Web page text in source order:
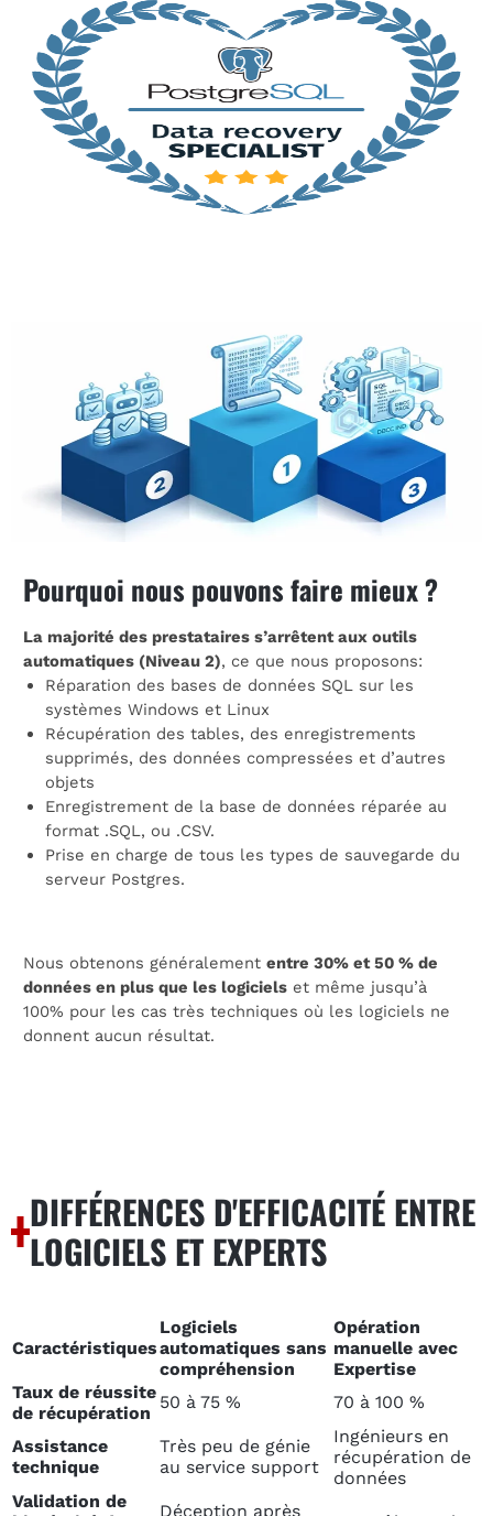
Pourquoi nous pouvons faire mieux ?
La majorité des prestataires s’arrêtent aux outils
automatiques (Niveau 2), ce que nous proposons:
Réparation des bases de données SQL sur les
systèmes Windows et Linux
Récupération des tables, des enregistrements
supprimés, des données compressées et d’autres
objets
Enregistrement de la base de données réparée au
format .SQL, ou .CSV.
Prise en charge de tous les types de sauvegarde du
serveur Postgres.
Nous obtenons généralement entre 30% et 50 % de
données en plus que les logiciels et même jusqu’à
100% pour les cas très techniques où les logiciels ne
donnent aucun résultat.
DIFFÉRENCES D'EFFICACITÉ ENTRE
LOGICIELS ET EXPERTS
Caractéristiques
Logiciels
automatiques sans
compréhension
Opération
manuelle avec
Expertise
Taux de réussite
de récupération
50 à 75 % 70 à 100 %
Assistance
technique
Très peu de génie
au service support
Ingénieurs en
récupération de
données
Validation de
Déception après